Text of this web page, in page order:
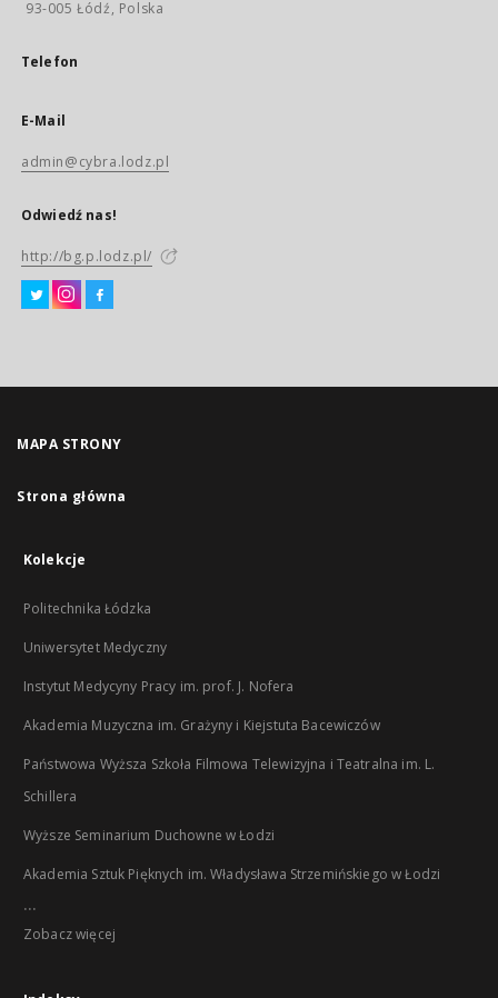
93-005 Łódź, Polska
Telefon
E-Mail
admin@cybra.lodz.pl
Odwiedź nas!
http://bg.p.lodz.pl/
MAPA STRONY
Strona główna
Kolekcje
Politechnika Łódzka
Uniwersytet Medyczny
Instytut Medycyny Pracy im. prof. J. Nofera
Akademia Muzyczna im. Grażyny i Kiejstuta Bacewiczów
Państwowa Wyższa Szkoła Filmowa Telewizyjna i Teatralna im. L.
Schillera
Wyższe Seminarium Duchowne w Łodzi
Akademia Sztuk Pięknych im. Władysława Strzemińskiego w Łodzi
...
Zobacz więcej